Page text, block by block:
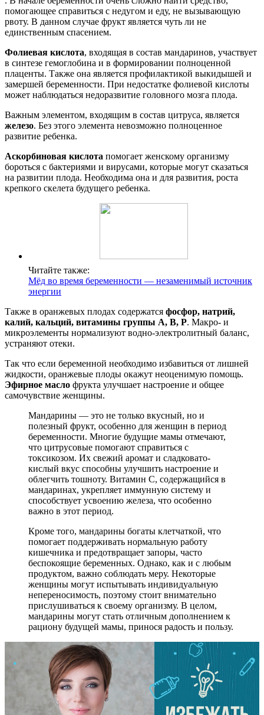
помогающее справиться с недугом и еду, не вызывающую
рвоту. В данном случае фрукт является чуть ли не
единственным спасением.
Фолиевая кислота, входящая в состав мандаринов, участвует
в синтезе гемоглобина и в формировании полноценной
плаценты. Также она является профилактикой выкидышей и
замершей беременности. При недостатке фолиевой кислоты
может наблюдаться недоразвитие головного мозга плода.
Важным элементом, входящим в состав цитруса, является
железо. Без этого элемента невозможно полноценное
развитие ребенка.
Аскорбиновая кислота помогает женскому организму
бороться с бактериями и вирусами, которые могут сказаться
на развитии плода. Необходима она и для развития, роста
крепкого скелета будущего ребенка.
Читайте также:
Мёд во время беременности — незаменимый источник
энергии
Также в оранжевых плодах содержатся фосфор, натрий,
калий, кальций, витамины группы А, В, Р. Макро- и
микроэлементы нормализуют водно-электролитный баланс,
устраняют отеки.
Так что если беременной необходимо избавиться от лишней
жидкости, оранжевые плоды окажут неоценимую помощь.
Эфирное масло фрукта улучшает настроение и общее
самочувствие женщины.
Мандарины — это не только вкусный, но и
полезный фрукт, особенно для женщин в период
беременности. Многие будущие мамы отмечают,
что цитрусовые помогают справиться с
токсикозом. Их свежий аромат и сладковато-
кислый вкус способны улучшить настроение и
облегчить тошноту. Витамин C, содержащийся в
мандаринах, укрепляет иммунную систему и
способствует усвоению железа, что особенно
важно в этот период.
Кроме того, мандарины богаты клетчаткой, что
помогает поддерживать нормальную работу
кишечника и предотвращает запоры, часто
беспокоящие беременных. Однако, как и с любым
продуктом, важно соблюдать меру. Некоторые
женщины могут испытывать индивидуальную
непереносимость, поэтому стоит внимательно
прислушиваться к своему организму. В целом,
мандарины могут стать отличным дополнением к
рациону будущей мамы, принося радость и пользу.